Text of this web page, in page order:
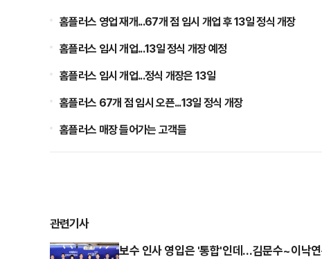
홈플러스 영업 재개...67개 점 임시 개업 후 13일 정식 개장
홈플러스 임시 개업...13일 정식 개장 예정
홈플러스 임시 개업...정식 개장은 13일
홈플러스 67개 점 임시 오픈...13일 정식 개장
홈플러스 매장 들어가는 고객들
관련기사
보수 인사 영입은 '통합'인데…김문수~이낙